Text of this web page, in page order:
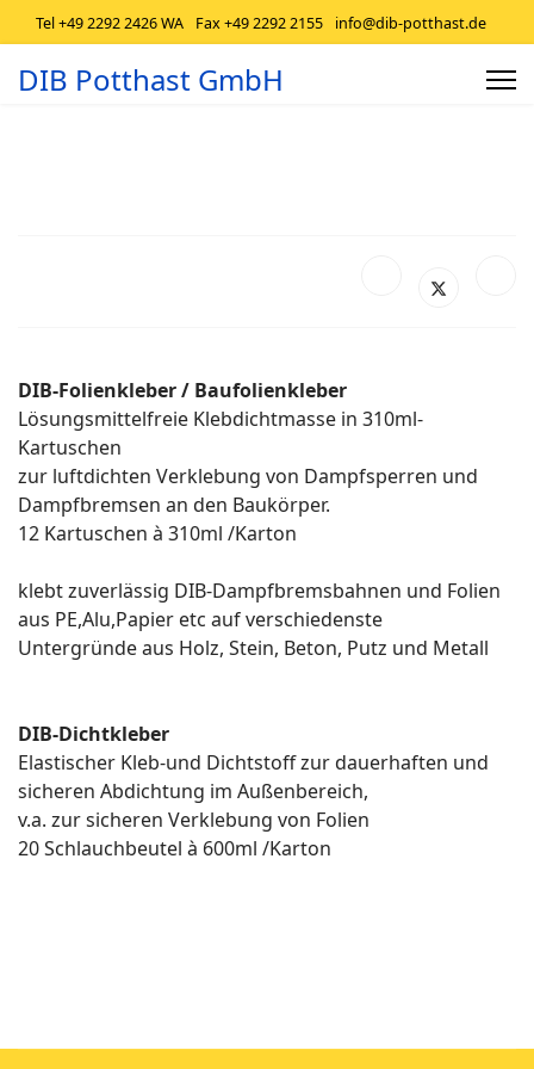
Tel +49 2292 2426 WA Fax +49 2292 2155 info@dib-potthast.de
DIB Potthast GmbH
DIB-Folienkleber / Baufolienkleber
Lösungsmittelfreie Klebdichtmasse in 310ml-
Kartuschen
zur luftdichten Verklebung von Dampfsperren und
Dampfbremsen an den Baukörper.
12 Kartuschen à 310ml /Karton
klebt zuverlässig DIB-Dampfbremsbahnen und Folien
aus PE,Alu,Papier etc auf verschiedenste
Untergründe aus Holz, Stein, Beton, Putz und Metall
DIB-Dichtkleber
Elastischer Kleb-und Dichtstoff zur dauerhaften und
sicheren Abdichtung im Außenbereich,
v.a. zur sicheren Verklebung von Folien
20 Schlauchbeutel à 600ml /Karton